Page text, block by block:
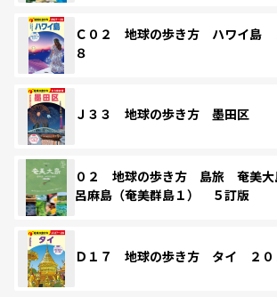
Ｃ０２ 地球の歩き方 ハワイ島
８
Ｊ３３ 地球の歩き方 墨田区
０２ 地球の歩き方 島旅 奄美
呂麻島（奄美群島１） ５訂版
Ｄ１７ 地球の歩き方 タイ ２０